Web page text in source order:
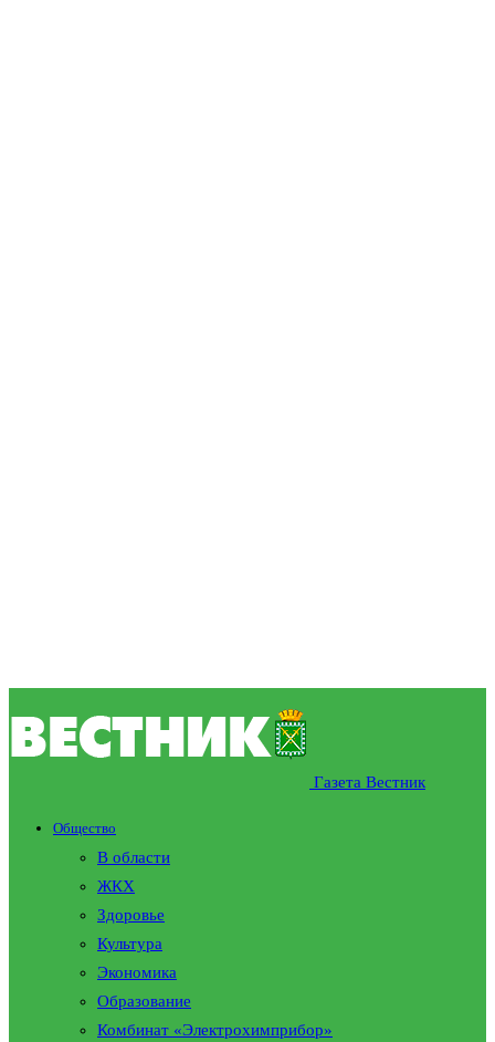
Газета Вестник
Общество
В области
ЖКХ
Здоровье
Культура
Экономика
Образование
Комбинат «Электрохимприбор»